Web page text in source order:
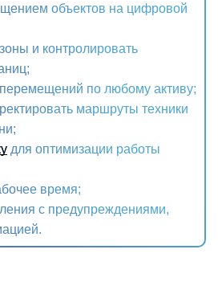
объектов на цифровой
и контролировать
по любому активу;
маршруты техники
для оптимизации работы
время;
с предупреждениями,